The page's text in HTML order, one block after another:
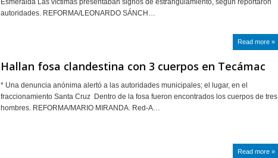
Esmeralda Las víctimas presentaban signos de estrangulamiento, según reportaron
autoridades. REFORMA/LEONARDO SÁNCH…
Read more »
Hallan fosa clandestina con 3 cuerpos en Tecámac
* Una denuncia anónima alertó a las autoridades municipales; el lugar, en el
fraccionamiento Santa Cruz Dentro de la fosa fueron encontrados los cuerpos de tres
hombres. REFORMA/MARIO MIRANDA. Red-A…
Read more »